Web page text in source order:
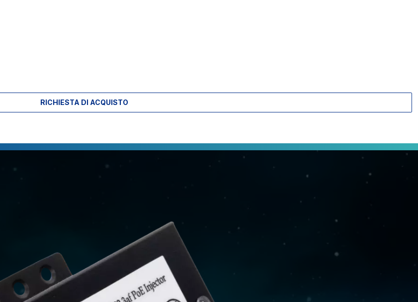
RICHIESTA DI ACQUISTO